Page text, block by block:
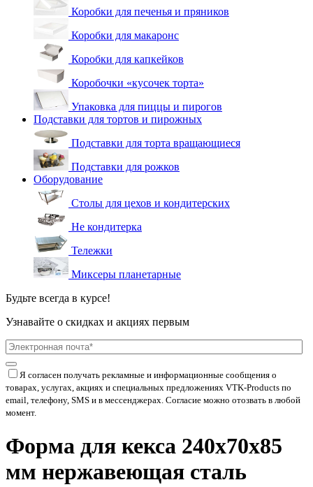
Коробки для печенья и пряников
Коробки для макаронс
Коробки для капкейков
Коробочки «кусочек торта»
Упаковка для пиццы и пирогов
Подставки для тортов и пирожных
Подставки для торта вращающиеся
Подставки для рожков
Оборудование
Столы для цехов и кондитерских
Не кондитерка
Тележки
Миксеры планетарные
Будьте всегда в курсе!
Узнавайте о скидках и акциях первым
Я согласен получать рекламные и информационные сообщения о
товарах, услугах, акциях и специальных предложениях VTK-Products по
email, телефону, SMS и в мессенджерах. Согласие можно отозвать в любой
момент.
Форма для кекса 240x70x85
мм нержавеющая сталь